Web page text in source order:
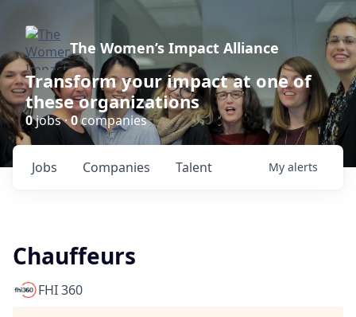
The Women’s Impact Alliance
Transform your impact at one of
these organizations
0jobs ·0companies
Jobs Companies Talent My alerts
Chauffeurs
FHI 360